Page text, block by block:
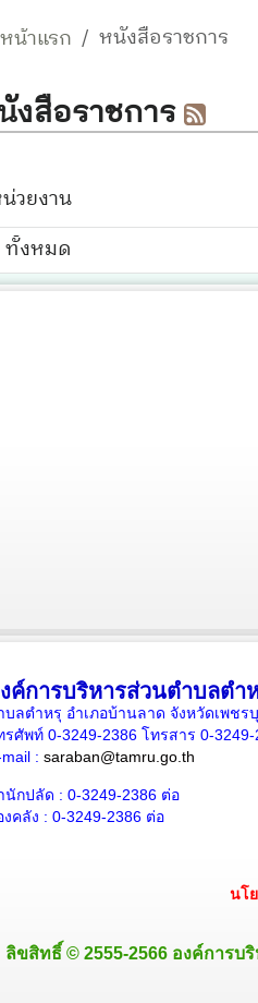
ค์การบริหารส่วนตำบลตำ
บลตำหรุ อำเภอบ้านลาด จังหวัดเพชร
รศัพท์ 0-3249-2386 โทรสาร 0-3249-
mail : saraban@tamru.go.th
นักปลัด : 0-3249-2386 ต่อ
งคลัง : 0-3249-2386 ต่อ
นโ
ลิขสิทธิ์ © 2555-2566 องค์การบ